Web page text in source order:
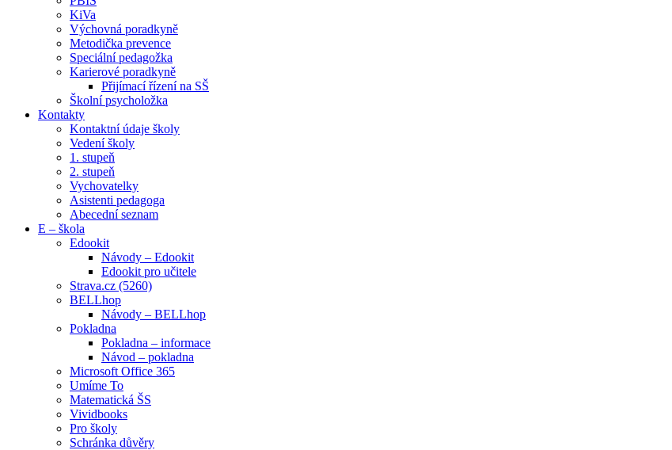
KiVa
Výchovná poradkyně
Metodička prevence
Speciální pedagožka
Karierové poradkyně
Přijímací řízení na SŠ
Školní psycholožka
Kontakty
Kontaktní údaje školy
Vedení školy
1. stupeň
2. stupeň
Vychovatelky
Asistenti pedagoga
Abecední seznam
E – škola
Edookit
Návody – Edookit
Edookit pro učitele
Strava.cz (5260)
BELLhop
Návody – BELLhop
Pokladna
Pokladna – informace
Návod – pokladna
Microsoft Office 365
Umíme To
Matematická ŠS
Vividbooks
Pro školy
Schránka důvěry